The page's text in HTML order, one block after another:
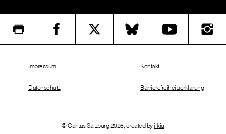
© Caritas Salzburg 2026, created by i-kiu
Impressum
Datenschutz
Kontakt
Barrierefreiheitserklärung